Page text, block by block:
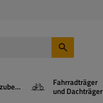
Campingzubehör Fahrradträger
und Dachträger